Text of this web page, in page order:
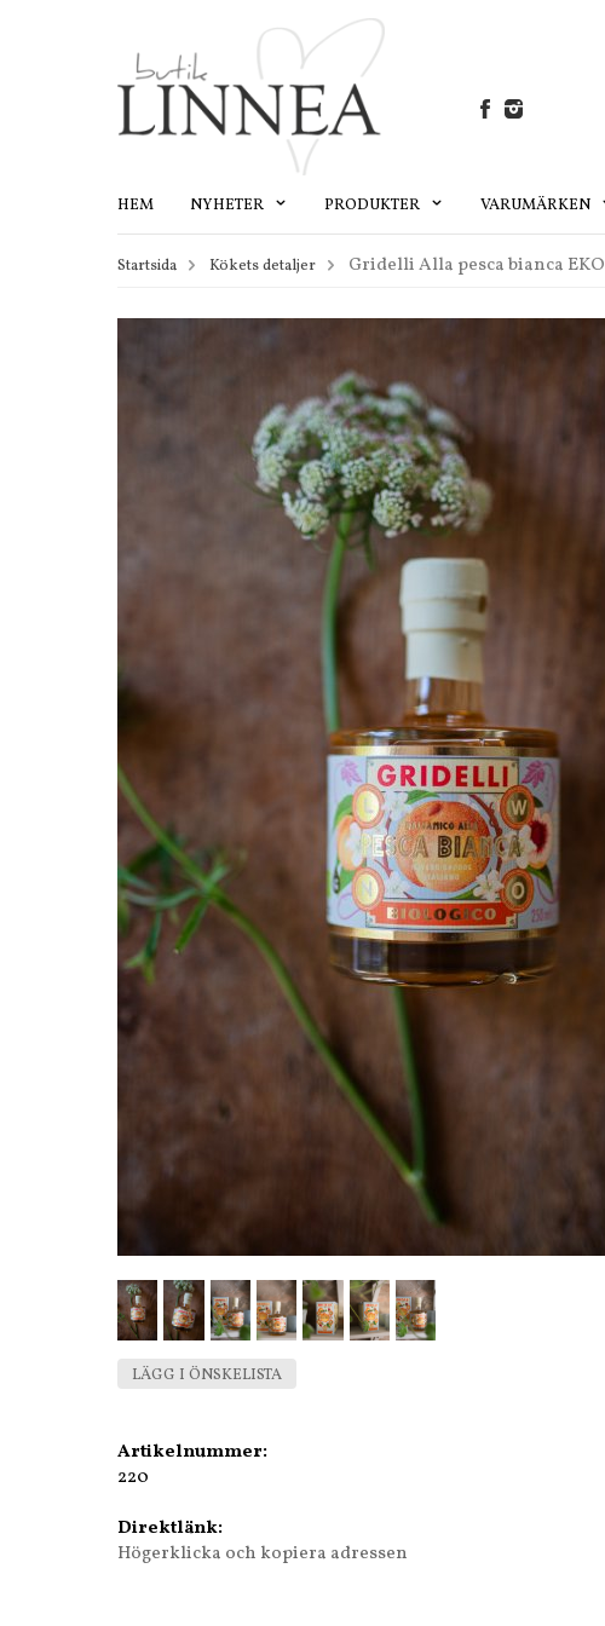
HEM NYHETER PRODUKTER VARUMÄRKEN
Startsida Kökets detaljer Gridelli Alla pesca bianca EKO
LÄGG I ÖNSKELISTA
Artikelnummer:
220
Direktlänk:
Högerklicka och kopiera adressen